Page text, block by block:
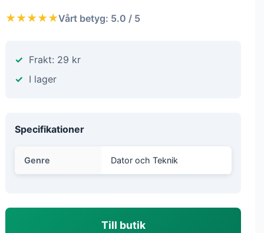
★★★★★Vårt betyg: 5.0 / 5
Frakt: 29 kr
I lager
Specifikationer
Genre Dator och Teknik
Till butik